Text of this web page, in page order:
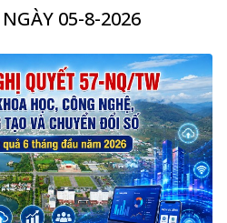
05-8-2026